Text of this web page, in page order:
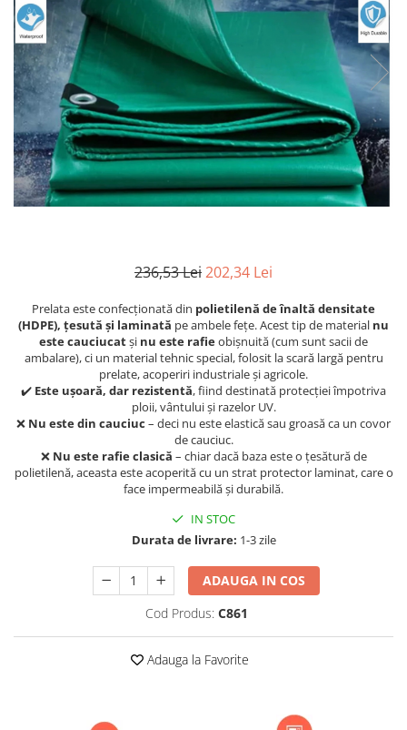
236,53 Lei202,34 Lei
Prelata este confecționată din polietilenă de înaltă densitate
(HDPE), țesută și laminată pe ambele fețe. Acest tip de material nu
este cauciucatși nu este rafieobișnuită (cum sunt sacii de
ambalare), ci un material tehnic special, folosit la scară largă pentru
prelate, acoperiri industriale și agricole.
✔️ Este ușoară, dar rezistentă, fiind destinată protecției împotriva
ploii, vântului și razelor UV.
❌ Nu este din cauciuc – deci nu este elastică sau groasă ca un covor
de cauciuc.
❌ Nu este rafie clasică – chiar dacă baza este o țesătură de
polietilenă, aceasta este acoperită cu un strat protector laminat, care o
face impermeabilă și durabilă.
IN STOC
Durata de livrare: 1-3 zile
ADAUGA IN COS
Cod Produs: C861
Adauga la Favorite